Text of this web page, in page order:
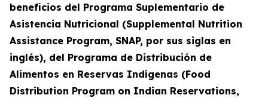
beneficios del Programa Suplementario de
Asistencia Nutricional (Supplemental Nutrition
Assistance Program, SNAP, por sus siglas en
inglés), del Programa de Distribución de
Alimentos en Reservas Indígenas (Food
Distribution Program on Indian Reservations,